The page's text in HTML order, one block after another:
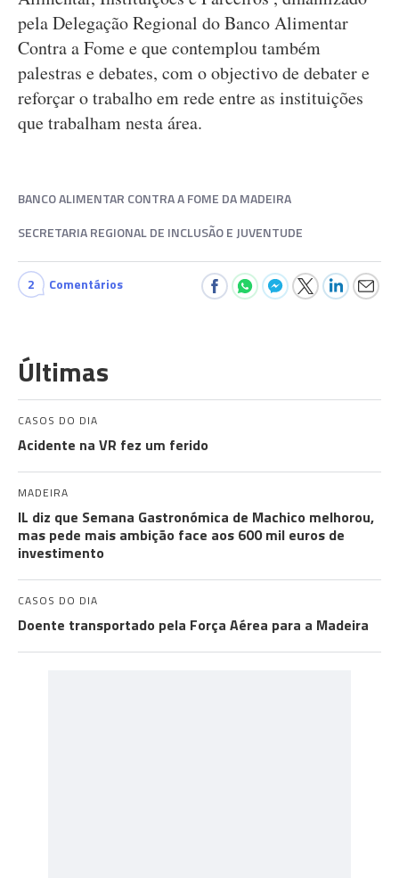
pela Delegação Regional do Banco Alimentar
Contra a Fome e que contemplou também
palestras e debates, com o objectivo de debater e
reforçar o trabalho em rede entre as instituições
que trabalham nesta área.
BANCO ALIMENTAR CONTRA A FOME DA MADEIRA
SECRETARIA REGIONAL DE INCLUSÃO E JUVENTUDE
2 Comentários
Últimas
CASOS DO DIA
Acidente na VR fez um ferido
MADEIRA
IL diz que Semana Gastronómica de Machico melhorou,
mas pede mais ambição face aos 600 mil euros de
investimento
CASOS DO DIA
Doente transportado pela Força Aérea para a Madeira